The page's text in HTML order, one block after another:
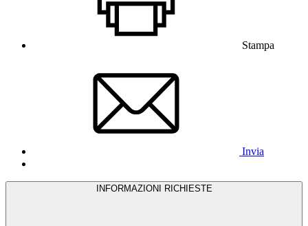
Stampa
Invia
INFORMAZIONI RICHIESTE